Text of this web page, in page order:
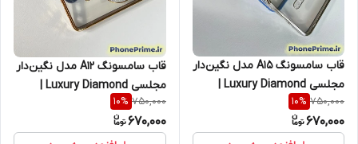
قاب سامسونگ A15 مدل نگین‌دار
محافظ لنزدار (نقد و اقساط)
750,000
10%
670,000
قاب سامسونگ A12 مدل نگین‌دار
مجلسی Luxury Diamond |
محافظ لنزدار (نقد و اقساط)
750,000
10%
670,000